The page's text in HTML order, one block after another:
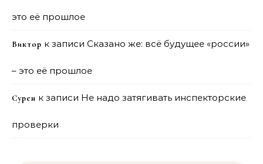
это её прошлое
Виктор к записи Сказано же: всё будущее «россии»
– это её прошлое
Сурен к записи Не надо затягивать инспекторские
проверки